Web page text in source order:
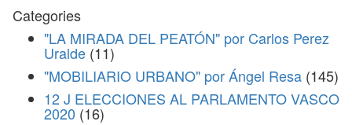
Categories
"LA MIRADA DEL PEATÓN" por Carlos Perez
Uralde (11)
"MOBILIARIO URBANO" por Ángel Resa (145)
12 J ELECCIONES AL PARLAMENTO VASCO
2020 (16)